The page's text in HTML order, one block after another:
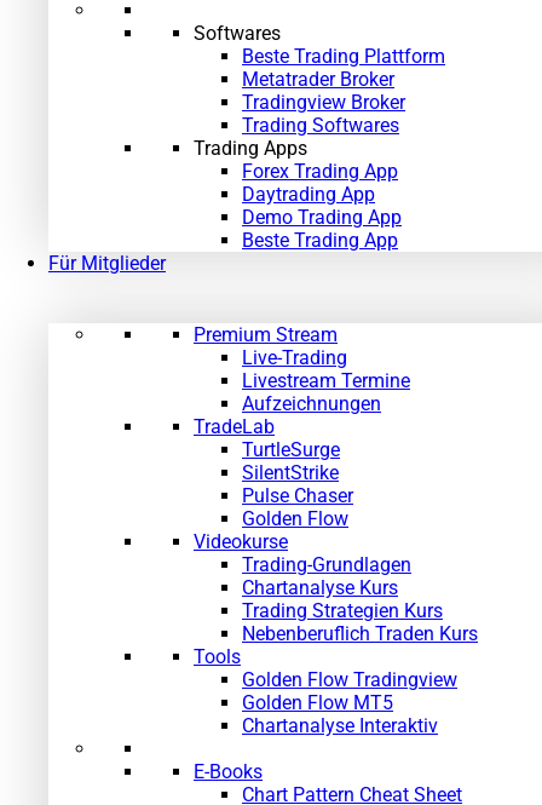
Softwares
Beste Trading Plattform
Metatrader Broker
Tradingview Broker
Trading Softwares
Trading Apps
Forex Trading App
Daytrading App
Demo Trading App
Beste Trading App
Für Mitglieder
Premium Stream
Live-Trading
Livestream Termine
Aufzeichnungen
TradeLab
TurtleSurge
SilentStrike
Pulse Chaser
Golden Flow
Videokurse
Trading-Grundlagen
Chartanalyse Kurs
Trading Strategien Kurs
Nebenberuflich Traden Kurs
Tools
Golden Flow Tradingview
Golden Flow MT5
Chartanalyse Interaktiv
E-Books
Chart Pattern Cheat Sheet